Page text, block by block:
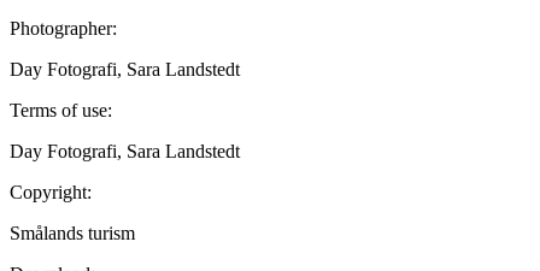
Photographer:
Day Fotografi, Sara Landstedt
Terms of use:
Day Fotografi, Sara Landstedt
Copyright:
Smålands turism